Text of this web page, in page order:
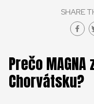
SHARE
Prečo
Chorvátsku?